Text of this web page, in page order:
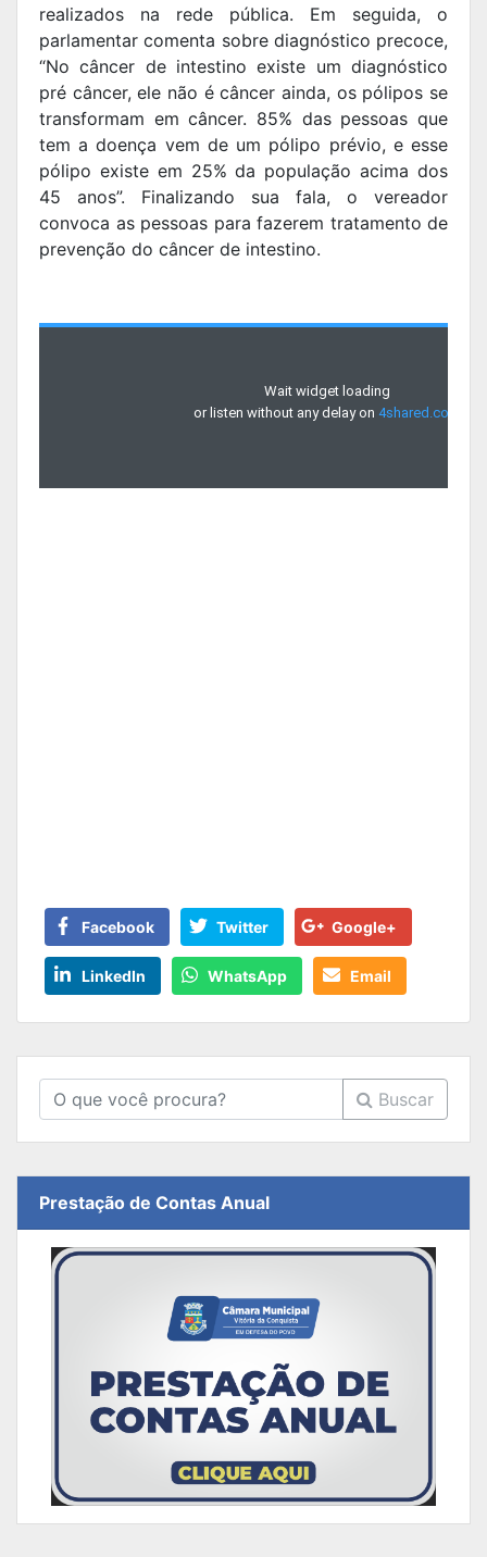
realizados na rede pública. Em seguida, o
parlamentar comenta sobre diagnóstico precoce,
“No câncer de intestino existe um diagnóstico
pré câncer, ele não é câncer ainda, os pólipos se
transformam em câncer. 85% das pessoas que
tem a doença vem de um pólipo prévio, e esse
pólipo existe em 25% da população acima dos
45 anos”. Finalizando sua fala, o vereador
convoca as pessoas para fazerem tratamento de
prevenção do câncer de intestino.
Facebook Twitter Google+
LinkedIn WhatsApp Email
Buscar
Prestação de Contas Anual